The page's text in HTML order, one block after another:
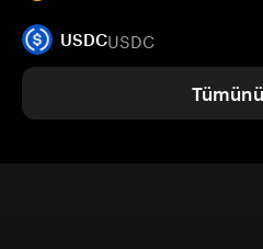
USDCUSDC